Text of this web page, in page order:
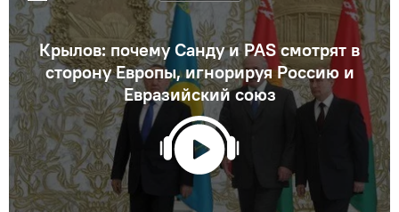
Крылов: почему Санду и PAS смотрят в
сторону Европы, игнорируя Россию и
Евразийский союз